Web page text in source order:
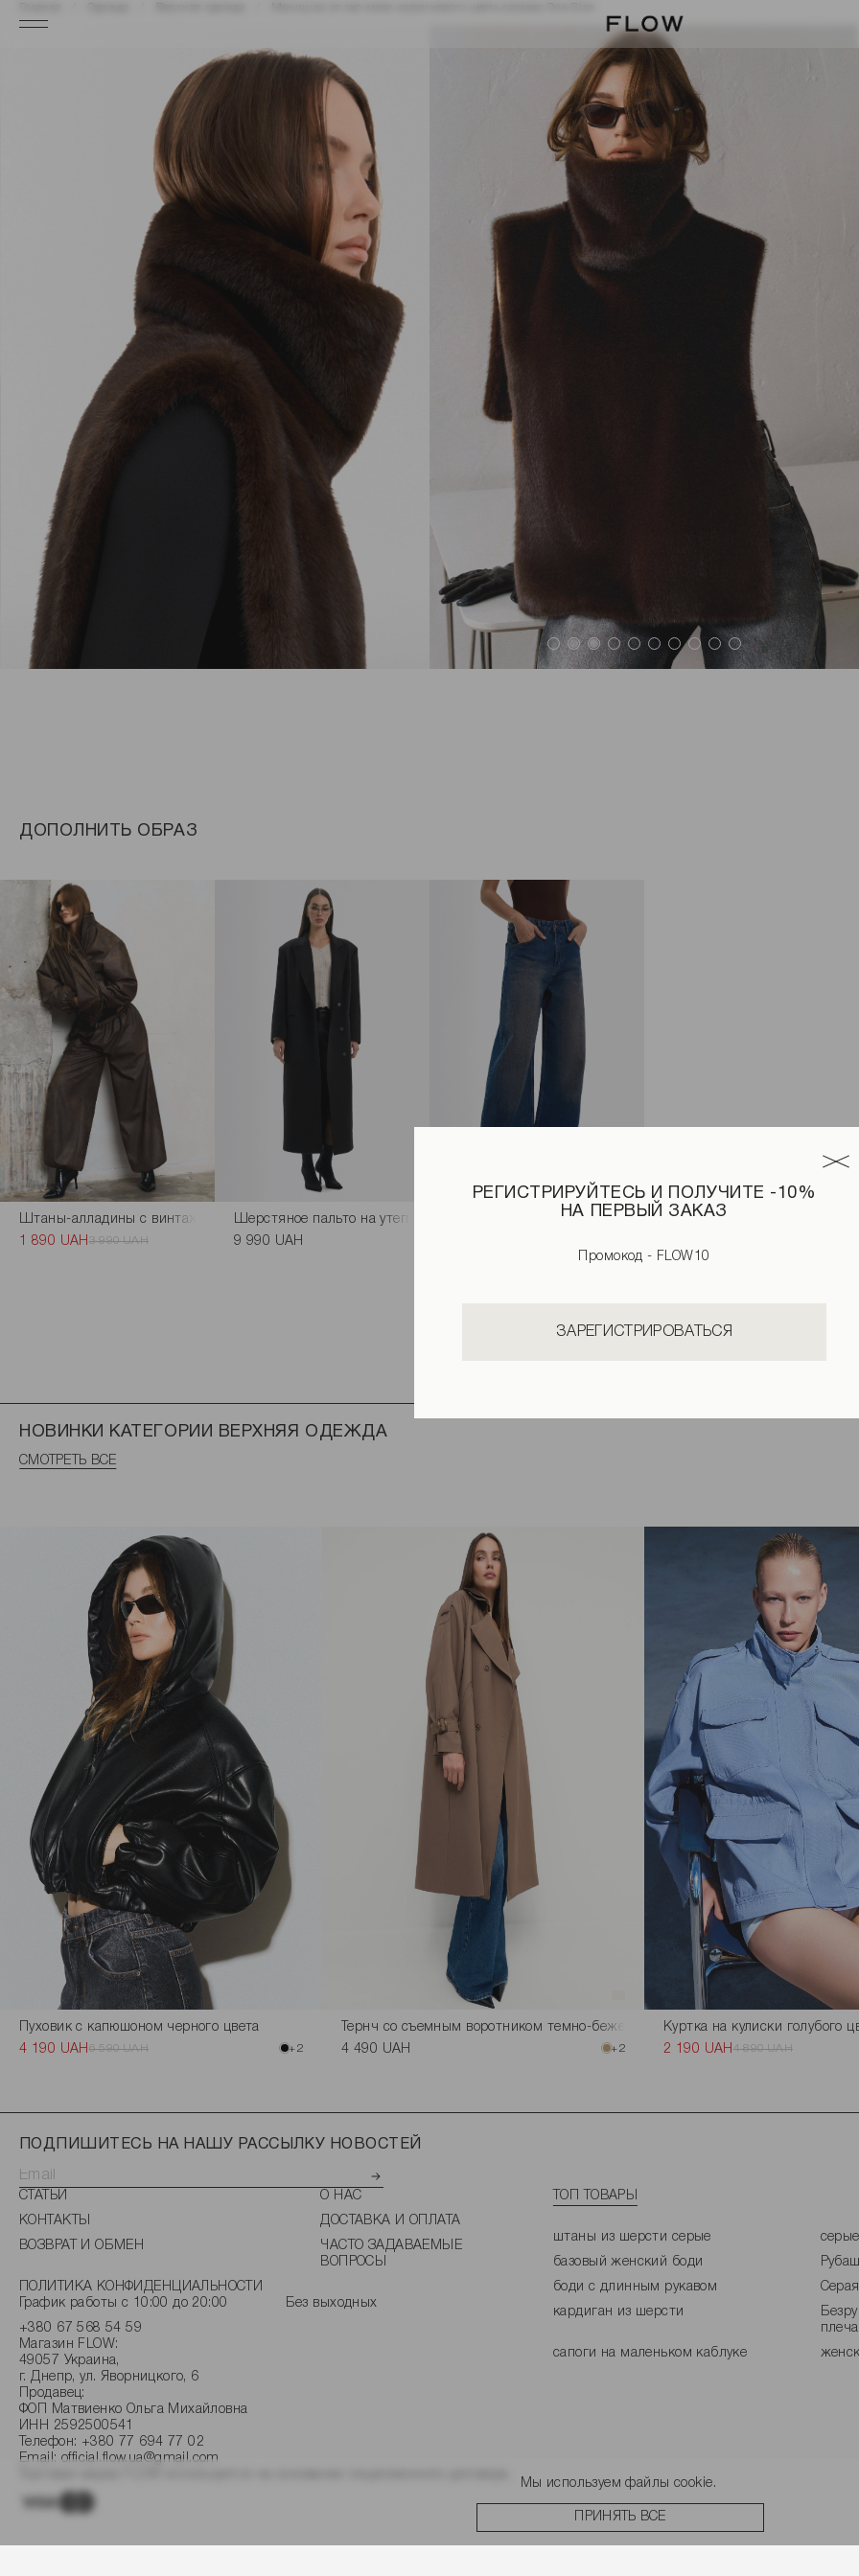
РЕГИСТРИРУЙТЕСЬ И ПОЛУЧИТЕ -10%
НА ПЕРВЫЙ ЗАКАЗ
Промокод - FLOW10
ЗАРЕГИСТРИРОВАТЬСЯ
ДОПОЛНИТЬ ОБРАЗ
Штаны-алладины с винтажным эффектом коричневого цвета
1 890 UAH 3 990 UAH
Шерстяное пальто на утеплителе черного цвета
9 990 UAH
Джинсы с потертостями темно-синего цвета
НОВИНКИ КАТЕГОРИИ ВЕРХНЯЯ ОДЕЖДА
СМОТРЕТЬ ВСЕ
Пуховик с капюшоном черного цвета
4 190 UAH 6 590 UAH +2
Тернч со съемным воротником темно-бежевого цвета
4 490 UAH
+2
Куртка на кулиски голубого
2 190 UAH 4 890 UAH
ПОДПИШИТЕСЬ НА НАШУ РАССЫЛКУ НОВОСТЕЙ
СТАТЬИ
О НАС
КОНТАКТЫ
ДОСТАВКА И ОПЛАТА
ВОЗВРАТ И ОБМЕН
ЧАСТО ЗАДАВАЕМЫЕ
ВОПРОСЫ
ПОЛИТИКА КОНФИДЕНЦИАЛЬНОСТИ
График работы с 10:00 до 20:00
Без выходных
+380 67 568 54 59
Магазин FLOW:
49057 Украина,
г. Днепр, ул. Яворницкого, 6
Продавец:
ФОП Матвиенко Ольга Михайловна
ИНН 2592500541
Телефон: +380 77 694 77 02
Email: official.flow.ua@gmail.com
ТОП ТОВАРЫ
штаны из шерсти серые
базовый женский боди
боди с длинным рукавом
кардиган из шерсти
сапоги на маленьком каблуке
Мы используем файлы cookie.
ПРИНЯТЬ ВСЕ